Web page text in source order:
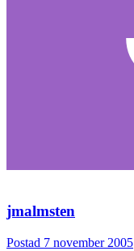
jmalmsten
Postad 7 november 2005